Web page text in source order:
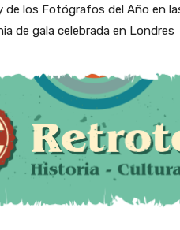
de los Fotógrafos del Año en
de gala celebrada en Londres